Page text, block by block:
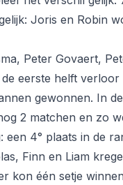
Joris en Robin
Peter Govaert,
eerste helft
gewonnen. In
2 matchen en zo
een 4° plaats in de
Finn en Liam
kon één setje